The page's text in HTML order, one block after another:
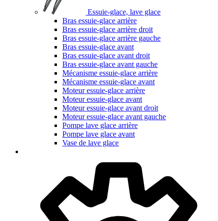
Essuie-glace, lave glace
Bras essuie-glace arrière
Bras essuie-glace arrière droit
Bras essuie-glace arrière gauche
Bras essuie-glace avant
Bras essuie-glace avant droit
Bras essuie-glace avant gauche
Mécanisme essuie-glace arrière
Mécanisme essuie-glace avant
Moteur essuie-glace arrière
Moteur essuie-glace avant
Moteur essuie-glace avant droit
Moteur essuie-glace avant gauche
Pompe lave glace arrière
Pompe lave glace avant
Vase de lave glace